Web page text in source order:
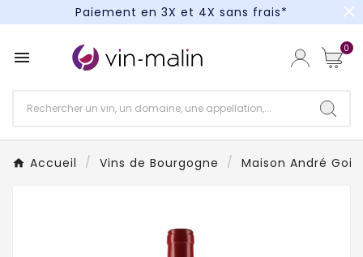
Paiement en 3X et 4X sans frais*
Paiement en 3X et 4X sans frais*
close
 0
Accueil Vins de Bourgogne Maison André